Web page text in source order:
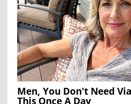
Men, You Don't Need
This Once A Day